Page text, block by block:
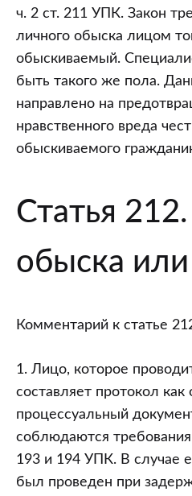
ч. 2 ст. 211 УПК. Закон
личного обыска лицом
обыскиваемый.
быть такого же пола.
направлено на
нравственного вреда
обыскиваемого
Статья
обыска
Комментарий к статье
1. Лицо, которое
составляет протокол как
процессуальный
соблюдаются
193 и 194 УПК. В случае
был проведен при